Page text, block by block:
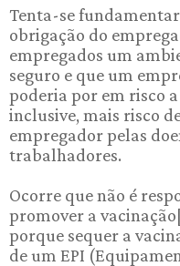
Tenta-se
obrigação do
empregados um
seguro e que um
poderia por em risco
inclusive, mais risco
empregador pelas
trabalhadores.
Ocorre que não é
promover a
porque sequer a
de um EPI